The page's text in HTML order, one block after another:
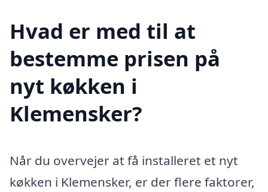
Hvad er med til at
bestemme prisen på
nyt køkken i
Klemensker?
Når du overvejer at få installeret et nyt
køkken i Klemensker, er der flere faktorer,